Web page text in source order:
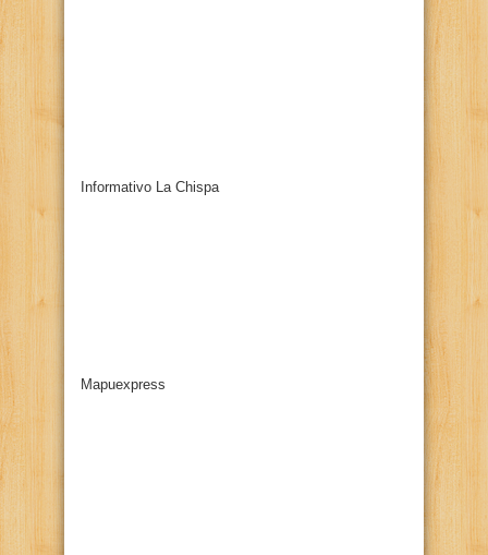
Informativo La Chispa
Mapuexpress